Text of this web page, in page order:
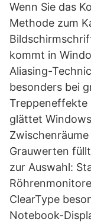
Wenn Sie das
Methode zum
kommt in
Aliasing-
besonders bei
Treppeneffekte
glättet
Grauwerten
zur Auswahl:
ClearType
Notebook-